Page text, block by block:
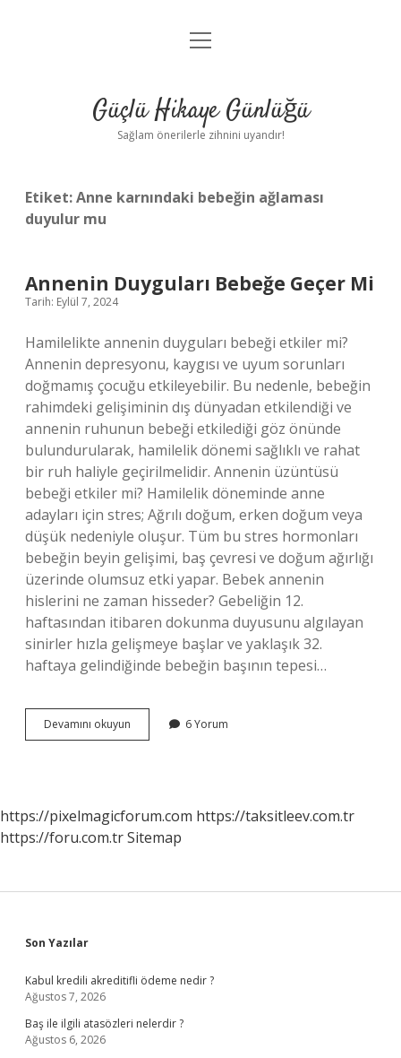
Anasayfa
Yasal Uyarı
menüyü
Güçlü Hikaye Günlüğü
Sağlam önerilerle zihnini uyandır!
Etiket:Anne karnındaki bebeğin ağlaması
duyulur mu
Annenin Duyguları Bebeğe Geçer Mi
Tarih: Eylül 7, 2024
Hamilelikte annenin duyguları bebeği etkiler mi?
Annenin depresyonu, kaygısı ve uyum sorunları
doğmamış çocuğu etkileyebilir. Bu nedenle, bebeğin
rahimdeki gelişiminin dış dünyadan etkilendiği ve
annenin ruhunun bebeği etkilediği göz önünde
bulundurularak, hamilelik dönemi sağlıklı ve rahat
bir ruh haliyle geçirilmelidir. Annenin üzüntüsü
bebeği etkiler mi? Hamilelik döneminde anne
adayları için stres; Ağrılı doğum, erken doğum veya
düşük nedeniyle oluşur. Tüm bu stres hormonları
bebeğin beyin gelişimi, baş çevresi ve doğum ağırlığı
üzerinde olumsuz etki yapar. Bebek annenin
hislerini ne zaman hisseder? Gebeliğin 12.
haftasından itibaren dokunma duyusunu algılayan
sinirler hızla gelişmeye başlar ve yaklaşık 32.
haftaya gelindiğinde bebeğin başının tepesi…
Devamını okuyun Annenin
Duyguları
6 Yorum
https://pixelmagicforum.com https://taksitleev.com.tr
https://foru.com.trSitemap
Sidebar
Son Yazılar
Kabul kredili akreditifli ödeme nedir ?
Ağustos 7, 2026
Baş ile ilgili atasözleri nelerdir ?
Ağustos 6, 2026